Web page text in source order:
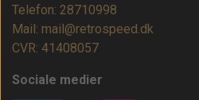
Telefon: 28710998
Mail: mail@retrospeed.dk
CVR: 41408057
Sociale medier